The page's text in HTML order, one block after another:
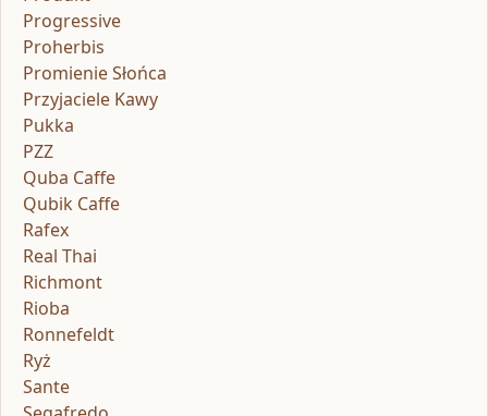
Progressive
Proherbis
Promienie Słońca
Przyjaciele Kawy
Pukka
PZZ
Quba Caffe
Qubik Caffe
Rafex
Real Thai
Richmont
Rioba
Ronnefeldt
Ryż
Sante